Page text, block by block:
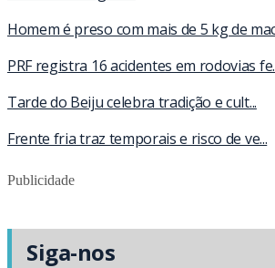
Homem é preso com mais de 5 kg de
PRF registra 16 acidentes em rodovias
Tarde do Beiju celebra tradição e cult...
Frente fria traz temporais e risco de ve...
Publicidade
Siga-nos